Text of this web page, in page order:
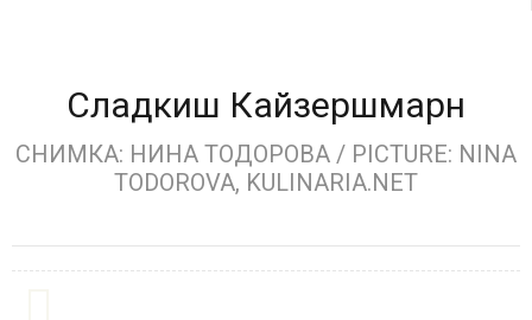
Сладкиш Кайзершмарн
СНИМКА: НИНА ТОДОРОВА / PICTURE: NINA
TODOROVA, KULINARIA.NET